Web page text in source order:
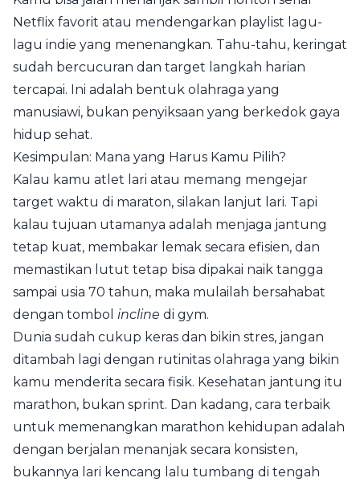
Netflix favorit atau mendengarkan playlist lagu-
lagu indie yang menenangkan. Tahu-tahu, keringat
sudah bercucuran dan target langkah harian
tercapai. Ini adalah bentuk olahraga yang
manusiawi, bukan penyiksaan yang berkedok gaya
hidup sehat.
Kesimpulan: Mana yang Harus Kamu Pilih?
Kalau kamu atlet lari atau memang mengejar
target waktu di maraton, silakan lanjut lari. Tapi
kalau tujuan utamanya adalah menjaga jantung
tetap kuat, membakar lemak secara efisien, dan
memastikan lutut tetap bisa dipakai naik tangga
sampai usia 70 tahun, maka mulailah bersahabat
dengan tombol incline di gym.
Dunia sudah cukup keras dan bikin stres, jangan
ditambah lagi dengan rutinitas olahraga yang bikin
kamu menderita secara fisik. Kesehatan jantung itu
marathon, bukan sprint. Dan kadang, cara terbaik
untuk memenangkan marathon kehidupan adalah
dengan berjalan menanjak secara konsisten,
bukannya lari kencang lalu tumbang di tengah